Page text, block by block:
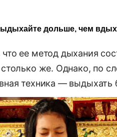
дольше, чем
ее метод дыхания
же. Однако, по
техника —